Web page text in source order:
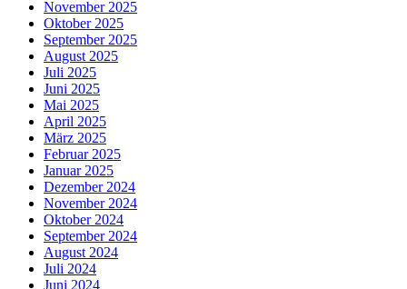
November 2025
Oktober 2025
September 2025
August 2025
Juli 2025
Juni 2025
Mai 2025
April 2025
März 2025
Februar 2025
Januar 2025
Dezember 2024
November 2024
Oktober 2024
September 2024
August 2024
Juli 2024
Juni 2024